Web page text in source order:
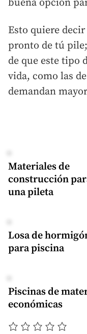
buena opción
Esto quiere
pronto de tú
de que este tipo
vida, como las
demandan
Materiales de
construcción
una pileta
Losa de
para piscina
Piscinas de
económicas